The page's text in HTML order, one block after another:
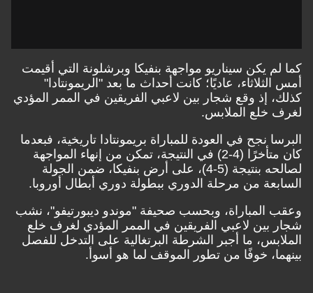
كما لم يكن سيناريو مواجهة بنفيكا وبرشلونة التي أقيمت
أمس الثلاثاء، عاديًا؛ كانت أحداث ما بعد "الريمونتادا"
كذلك، إذ وقع شجار بين لاعبي الفريقين في الممر المؤدي
لغرف خلع الملابس.
البرسا نجح في العودة للمباراة بريمونتادا تاريخية، فبعدما
كان متأخرًا (4-2) في النتيجة، تمكن من إنهاء المواجهة
لصالحه بنتيجة (5-4)، على أرض بنفيكا، ضمن الجولة
السابعة من مرحلة الدوري ببطولة دوري أبطال أوروبا.
وعقب المباراة، وبحسب صحيفة "موندو ديبورتيفو"، نشب
شجار بين لاعبي الفريقين في الممر المؤدي لغرف خلع
الملابس، ما أجبر الشرطة البرتغالية على التدخل للفصل
بينهما، خوفًا من تطور الموقف لما هو أسوأ.